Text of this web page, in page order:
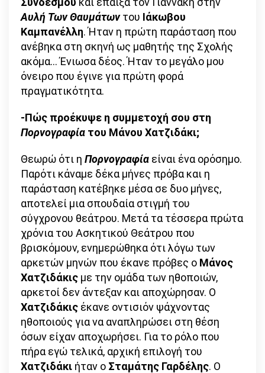
Αυλή Των Θαυμάτωντου Ιάκωβου
Καμπανέλλη. Ήταν η πρώτη παράσταση που
ανέβηκα στη σκηνή ως μαθητής της Σχολής
ακόμα… Ένιωσα δέος. Ήταν το μεγάλο μου
όνειρο που έγινε για πρώτη φορά
πραγματικότητα.
-Πώς προέκυψε η συμμετοχή σου στη
Πορνογραφία του Μάνου Χατζιδάκι;
Θεωρώ ότι η Πορνογραφία είναι ένα ορόσημο.
Παρότι κάναμε δέκα μήνες πρόβα και η
παράσταση κατέβηκε μέσα σε δυο μήνες,
αποτελεί μια σπουδαία στιγμή του
σύγχρονου θεάτρου. Μετά τα τέσσερα πρώτα
χρόνια του Ασκητικού Θεάτρου που
βρισκόμουν, ενημερώθηκα ότι λόγω των
αρκετών μηνών που έκανε πρόβες ο Μάνος
Χατζιδάκις με την ομάδα των ηθοποιών,
αρκετοί δεν άντεξαν και αποχώρησαν. Ο
Χατζιδάκις έκανε οντισιόν ψάχνοντας
ηθοποιούς για να αναπληρώσει στη θέση
όσων είχαν αποχωρήσει. Για το ρόλο που
πήρα εγώ τελικά, αρχική επιλογή του
Χατζιδάκι ήταν ο Σταμάτης Γαρδέλης. Ο